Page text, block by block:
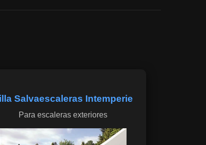
Salvaescaleras Intemperie
Para escaleras exteriores